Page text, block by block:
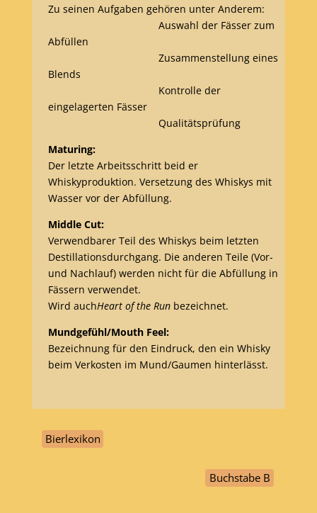
Zu seinen Aufgaben gehören unter Anderem:
Auswahl der Fässer zum
Abfüllen
Zusammenstellung eines
Blends
Kontrolle der
eingelagerten Fässer
Qualitätsprüfung
Maturing:
Der letzte Arbeitsschritt beid er
Whiskyproduktion. Versetzung des Whiskys mit
Wasser vor der Abfüllung.
Middle Cut:
Verwendbarer Teil des Whiskys beim letzten
Destillationsdurchgang. Die anderen Teile (Vor-
und Nachlauf) werden nicht für die Abfüllung in
Fässern verwendet.
Wird auchHeart of the Runbezeichnet.
Mundgefühl/Mouth Feel:
Bezeichnung für den Eindruck, den ein Whisky
beim Verkosten im Mund/Gaumen hinterlässt.
Bierlexikon
Buchstabe B